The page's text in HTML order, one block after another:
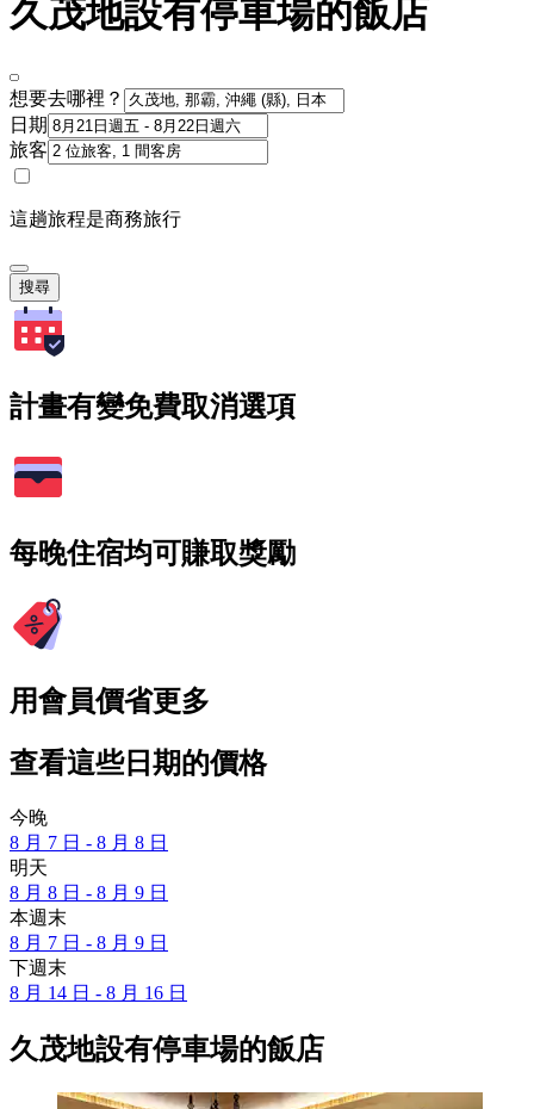
久茂地設有停車場的飯店
想要去哪裡？
日期
旅客
這趟旅程是商務旅行
搜尋
計畫有變免費取消選項
每晚住宿均可賺取獎勵
用會員價省更多
查看這些日期的價格
今晚
8 月 7 日 - 8 月 8 日
明天
8 月 8 日 - 8 月 9 日
本週末
8 月 7 日 - 8 月 9 日
下週末
8 月 14 日 - 8 月 16 日
久茂地設有停車場的飯店